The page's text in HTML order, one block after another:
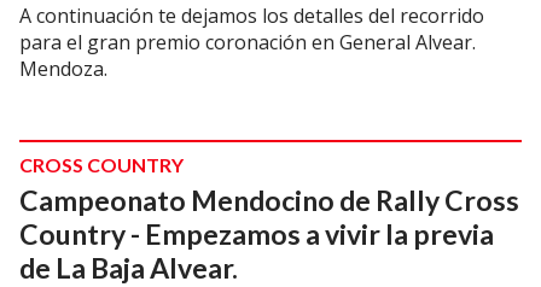
A continuación te dejamos los detalles del recorrido
para el gran premio coronación en General Alvear.
Mendoza.
Campeonato Mendocino de Rally Cross
Country - Empezamos a vivir la previa
de La Baja Alvear.
CROSS COUNTRY